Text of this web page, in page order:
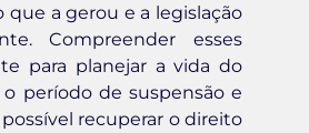
a gerou e a legislação
Compreender esses
para planejar a vida do
período de suspensão e
recuperar o direito